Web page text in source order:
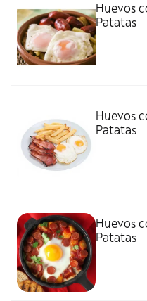
Huevos
Patatas
Huevos
Patatas
Huevos
Patatas